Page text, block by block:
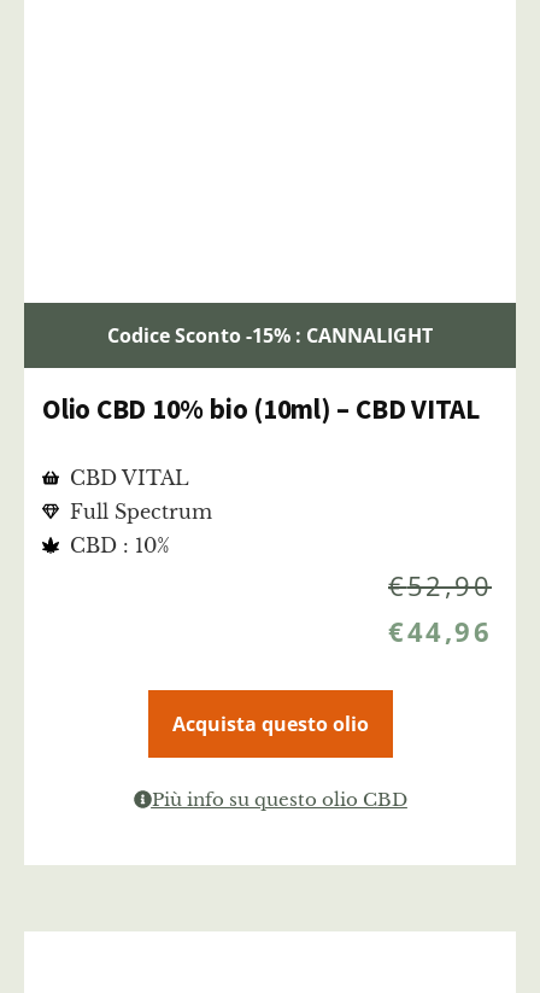
Codice Sconto -15% : CANNALIGHT
Olio CBD 10% bio (10ml) – CBD VITAL
CBD VITAL
Full Spectrum
CBD : 10%
€52,90
€44,96
Acquista questo olio
Più info su questo olio CBD